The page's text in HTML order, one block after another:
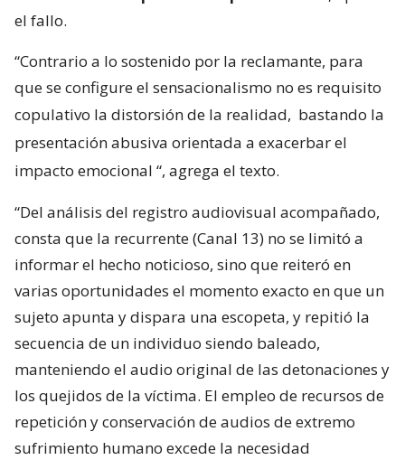
el fallo.
“Contrario a lo sostenido por la reclamante, para
que se configure el sensacionalismo no es requisito
copulativo la distorsión de la realidad, bastando la
presentación abusiva orientada a exacerbar el
impacto emocional “, agrega el texto.
“Del análisis del registro audiovisual acompañado,
consta que la recurrente (Canal 13) no se limitó a
informar el hecho noticioso, sino que reiteró en
varias oportunidades el momento exacto en que un
sujeto apunta y dispara una escopeta, y repitió la
secuencia de un individuo siendo baleado,
manteniendo el audio original de las detonaciones y
los quejidos de la víctima. El empleo de recursos de
repetición y conservación de audios de extremo
sufrimiento humano excede la necesidad